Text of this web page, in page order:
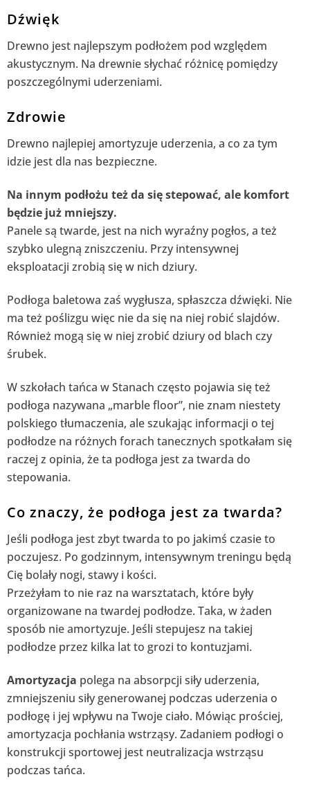
Dźwięk
Drewno jest najlepszym podłożem pod względem
akustycznym. Na drewnie słychać różnicę pomiędzy
poszczególnymi uderzeniami.
Zdrowie
Drewno najlepiej amortyzuje uderzenia, a co za tym
idzie jest dla nas bezpieczne.
Na innym podłożu też da się stepować, ale komfort
będzie już mniejszy.
Panele są twarde, jest na nich wyraźny pogłos, a też
szybko ulegną zniszczeniu. Przy intensywnej
eksploatacji zrobią się w nich dziury.
Podłoga baletowa zaś wygłusza, spłaszcza dźwięki. Nie
ma też poślizgu więc nie da się na niej robić slajdów.
Również mogą się w niej zrobić dziury od blach czy
śrubek.
W szkołach tańca w Stanach często pojawia się też
podłoga nazywana „marble floor”, nie znam niestety
polskiego tłumaczenia, ale szukając informacji o tej
podłodze na różnych forach tanecznych spotkałam się
raczej z opinia, że ta podłoga jest za twarda do
stepowania.
Co znaczy, że podłoga jest za twarda?
Jeśli podłoga jest zbyt twarda to po jakimś czasie to
poczujesz. Po godzinnym, intensywnym treningu będą
Cię bolały nogi, stawy i kości.
Przeżyłam to nie raz na warsztatach, które były
organizowane na twardej podłodze. Taka, w żaden
sposób nie amortyzuje. Jeśli stepujesz na takiej
podłodze przez kilka lat to grozi to kontuzjami.
Amortyzacja polega na absorpcji siły uderzenia,
zmniejszeniu siły generowanej podczas uderzenia o
podłogę i jej wpływu na Twoje ciało. Mówiąc prościej,
amortyzacja pochłania wstrząsy. Zadaniem podłogi o
konstrukcji sportowej jest neutralizacja wstrząsu
podczas tańca.